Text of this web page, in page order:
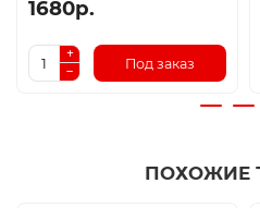
1680р.
Под заказ
ПОХОЖИЕ